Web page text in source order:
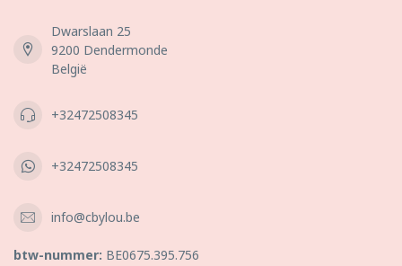
Dwarslaan 25
9200 Dendermonde
België
+32472508345
+32472508345
info@cbylou.be
btw-nummer: BE0675.395.756